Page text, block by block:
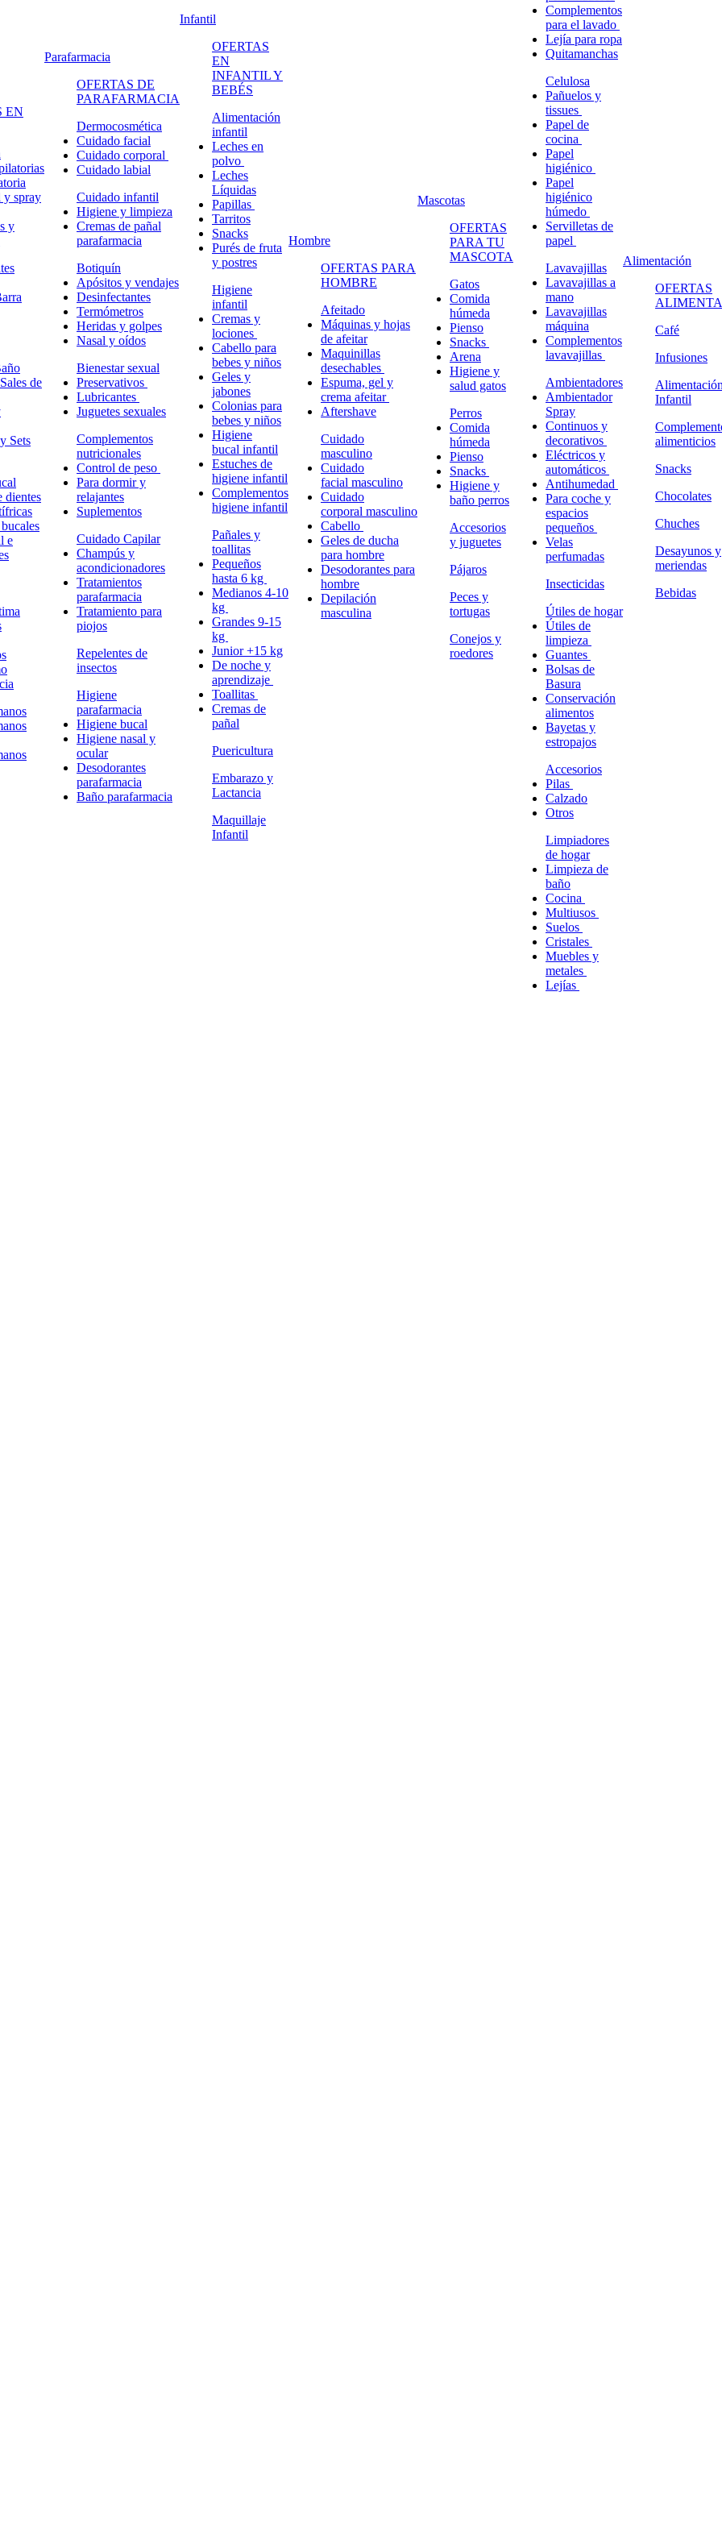
EN
y spray
y
de
Sets
dientes
e
Parafarmacia
OFERTAS DE
PARAFARMACIA
Dermocosmética
Cuidado facial
Cuidado corporal
Cuidado labial
Cuidado infantil
Higiene y limpieza
Cremas de pañal
parafarmacia
Botiquín
Apósitos y vendajes
Desinfectantes
Termómetros
Heridas y golpes
Nasal y oídos
Bienestar sexual
Preservativos
Lubricantes
Juguetes sexuales
Complementos
nutricionales
Control de peso
Para dormir y
relajantes
Suplementos
Cuidado Capilar
Champús y
acondicionadores
Tratamientos
parafarmacia
Tratamiento para
piojos
Repelentes de
insectos
Higiene
parafarmacia
Higiene bucal
Higiene nasal y
ocular
Desodorantes
parafarmacia
Baño parafarmacia
Infantil
OFERTAS
EN
INFANTIL Y
BEBÉS
Alimentación
infantil
Leches en
polvo
Leches
Líquidas
Papillas
Tarritos
Snacks
Purés de fruta
y postres
Higiene
infantil
Cremas y
lociones
Cabello para
bebes y niños
Geles y
jabones
Colonias para
bebes y niños
Higiene
bucal infantil
Estuches de
higiene infantil
Complementos
higiene infantil
Pañales y
toallitas
Pequeños
hasta 6 kg
Medianos 4-10
kg
Grandes 9-15
kg
Junior +15 kg
De noche y
aprendizaje
Toallitas
Cremas de
pañal
Puericultura
Embarazo y
Lactancia
Maquillaje
Infantil
Hombre
OFERTAS PARA
HOMBRE
Afeitado
Máquinas y hojas
de afeitar
Maquinillas
desechables
Espuma, gel y
crema afeitar
Aftershave
Cuidado
masculino
Cuidado
facial masculino
Cuidado
corporal masculino
Cabello
Geles de ducha
para hombre
Desodorantes para
hombre
Depilación
masculina
Mascotas
OFERTAS
PARA TU
MASCOTA
Gatos
Comida
húmeda
Pienso
Snacks
Arena
Higiene y
salud gatos
Perros
Comida
húmeda
Pienso
Snacks
Higiene y
baño perros
Accesorios
y juguetes
Pájaros
Peces y
tortugas
Conejos y
roedores
Complementos
para el lavado
Lejía para ropa
Quitamanchas
Celulosa
Pañuelos y
tissues
Papel de
cocina
Papel
higiénico
Papel
higiénico
húmedo
Servilletas de
papel
Lavavajillas
Lavavajillas a
mano
Lavavajillas
máquina
Complementos
lavavajillas
Ambientadores
Ambientador
Spray
Continuos y
decorativos
Eléctricos y
automáticos
Antihumedad
Para coche y
espacios
pequeños
Velas
perfumadas
Insecticidas
Útiles de hogar
Útiles de
limpieza
Guantes
Bolsas de
Basura
Conservación
alimentos
Bayetas y
estropajos
Accesorios
Pilas
Calzado
Otros
Limpiadores
de hogar
Limpieza de
baño
Cocina
Multiusos
Suelos
Cristales
Muebles y
metales
Lejías
Alimentación
OFERTAS
Café
Infusiones
Infantil
alimenticios
Snacks
Chocolates
Chuches
Desayunos y
meriendas
Bebidas